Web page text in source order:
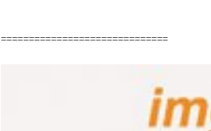
==============================